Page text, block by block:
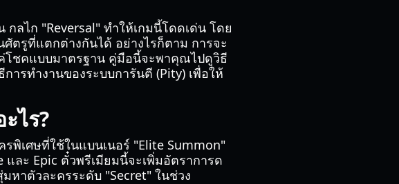
ลไก "Reversal" ทำให้เกมนี้โดดเด่น โดย
ตรูที่แตกต่างกันได้ อย่างไรก็ตาม การจะ
โชคแบบมาตรฐาน คู่มือนี้จะพาคุณไปดูวิธี
รทำงานของระบบการันตี (Pity) เพื่อให้
ไร?
พิเศษที่ใช้ในแบนเนอร์ "Elite Summon"
ละ Epic ตั๋วพรีเมียมนี้จะเพิ่มอัตราการด
หาตัวละครระดับ "Secret" ในช่วง